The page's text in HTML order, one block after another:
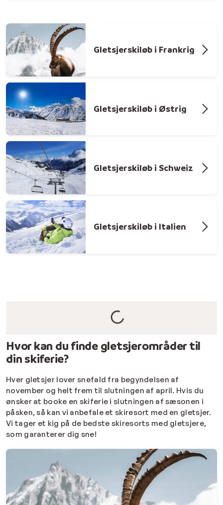
Gletsjerskiløb i Frankrig
Gletsjerskiløb i Østrig
Gletsjerskiløb i Schweiz
Gletsjerskiløb i Italien
Hvor kan du finde gletsjerområder til
din skiferie?
Hver gletsjer lover snefald fra begyndelsen af
november og helt frem til slutningen af april. Hvis du
ønsker at booke en skiferie i slutningen af sæsonen i
påsken, så kan vi anbefale et skiresort med en gletsjer.
Vi tager et kig på de bedste skiresorts med gletsjere,
som garanterer dig sne!